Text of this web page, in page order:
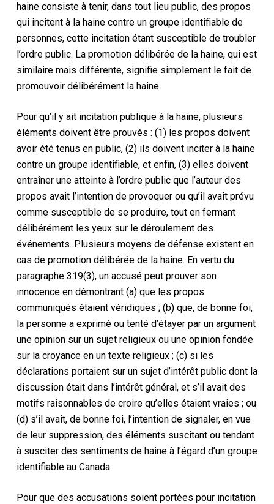
haine consiste à tenir, dans tout lieu public, des propos
qui incitent à la haine contre un groupe identifiable de
personnes, cette incitation étant susceptible de troubler
l’ordre public. La promotion délibérée de la haine, qui est
similaire mais différente, signifie simplement le fait de
promouvoir délibérément la haine.
Pour qu’il y ait incitation publique à la haine, plusieurs
éléments doivent être prouvés : (1) les propos doivent
avoir été tenus en public, (2) ils doivent inciter à la haine
contre un groupe identifiable, et enfin, (3) elles doivent
entraîner une atteinte à l’ordre public que l’auteur des
propos avait l’intention de provoquer ou qu’il avait prévu
comme susceptible de se produire, tout en fermant
délibérément les yeux sur le déroulement des
événements. Plusieurs moyens de défense existent en
cas de promotion délibérée de la haine. En vertu du
paragraphe 319(3), un accusé peut prouver son
innocence en démontrant (a) que les propos
communiqués étaient véridiques ; (b) que, de bonne foi,
la personne a exprimé ou tenté d’étayer par un argument
une opinion sur un sujet religieux ou une opinion fondée
sur la croyance en un texte religieux ; (c) si les
déclarations portaient sur un sujet d’intérêt public dont la
discussion était dans l’intérêt général, et s’il avait des
motifs raisonnables de croire qu’elles étaient vraies ; ou
(d) s’il avait, de bonne foi, l’intention de signaler, en vue
de leur suppression, des éléments suscitant ou tendant
à susciter des sentiments de haine à l’égard d’un groupe
identifiable au Canada.
Pour que des accusations soient portées pour incitation